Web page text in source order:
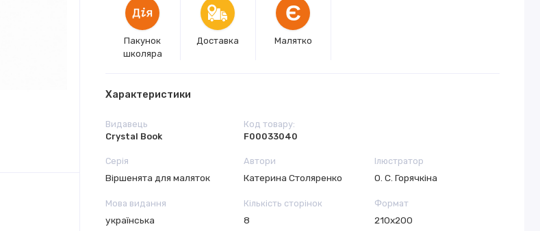
Пакунок
школяра
Доставка
Є
Малятко
Характеристики
Видавець
Crystal Book
Код товару:
F00033040
Серія
Віршенята для маляток
Автори
Катерина Столяренко
Ілюстратор
О. С. Горячкіна
Мова видання
українська
Кількість сторінок
8
Формат
210х200